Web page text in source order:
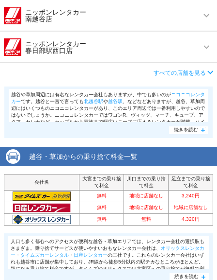
この店舗でレンタカーを探す
住所 越谷市南越谷２－１４－２９
この店舗でレンタカーを探す
営業時間 (月〜金) 09:00 ～ 18:00
アクセス
住所 埼玉県越谷市南越谷１−１−４９
ニッポンレンタカー
南越谷店
営業時間 毎日 07:00 ～ 21:00
アクセス 南越谷駅より徒歩で約1分（送迎なし）
埼玉県越谷市南越谷１－２４－１
店舗詳細 店舗詳細ページはこちら
この店舗でレンタカーを探す
ニッポンレンタカー
春日部駅西口店
住所 埼玉県春日部市中央１－３－１８
店舗詳細 店舗詳細ページはこちら
この店舗でレンタカーを探す
すべての店舗を見る
越谷や草加周辺には有名なレンタカー会社もありますが、中でも多いのがニコニコレンタ
カーです。越谷と一言で言っても北越谷駅や越谷駅 、などなどありますが、越谷、草加周
辺にはいくつものニコニコレンタカーがあり、このエリア周辺では一番利用しやすいので
はないでしょうか。ニコニコレンタカーではワゴンR、ヴィッツ、マーチ、キューブ、ア
クア、セレナなど、カップルから家族まで幅広いニーズに応えるレンタカーが満載。ハイ
ゼットやハイエースなどの大きい荷物を運ぶ際に使えるレンタカーもリーズナブルな値段
続きを読む
越谷・草加からの乗り捨て料金一覧
会社名
大宮までの乗り捨
て料金
川口までの乗り捨
て料金
足立までの乗り捨
て料金
無料
地域に店舗なし 3,240円
無料 地域に店舗なし 地域に店舗なし
無料 無料 4,320円
人口も多く都心へのアクセスが便利な越谷・草加エリアでは、レンタカー会社の選択肢も
さまざま。乗り捨てサービスが使いやすいおもなレンタカー会社は、
オリックスレンタカ
ー ・ タイムズカーレンタル・ 日産レンタカーの三社です。これらのレンタカー会社はいず
れも越谷市に店舗が集中しており、JR線から徒歩5分以内の駅チカなところがほとんど。
気になる乗り捨て料金ですが、タイムズやオリックスでは大宮区への乗り捨てが無料で利
へ乗り捨てた場合
続きを読む